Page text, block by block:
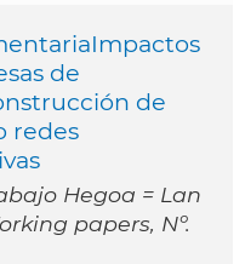
de
de
redes
Hegoa = Lan
papers, Nº.